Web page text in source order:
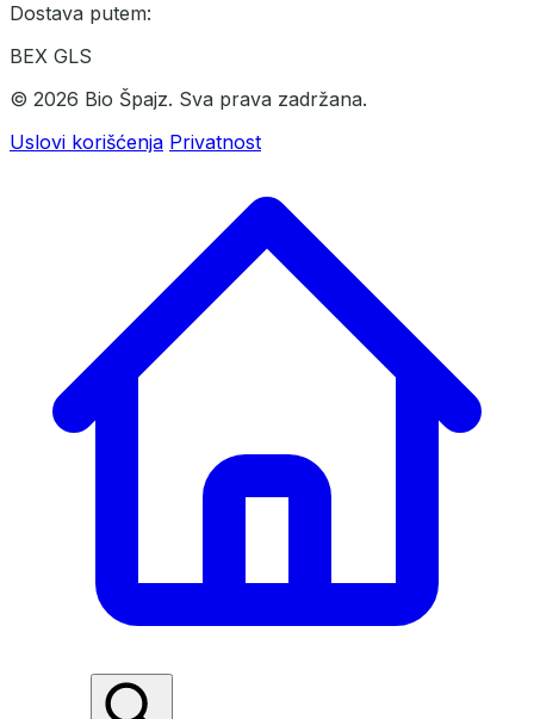
Dostava putem:
BEX GLS
© 2026 Bio Špajz. Sva prava zadržana.
Uslovi korišćenja Privatnost